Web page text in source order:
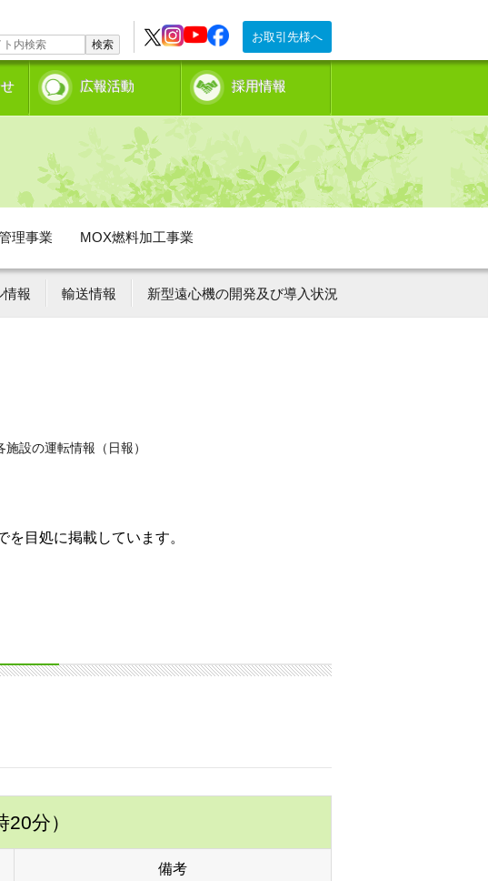
お取引先様へ
検索
広報活動 採用情報
理事業 MOX燃料加工事業
情報 輸送情報 新型遠心機の開発及び導入状況
施設の運転情報（日報）
目処に掲載しています。
分）
備考